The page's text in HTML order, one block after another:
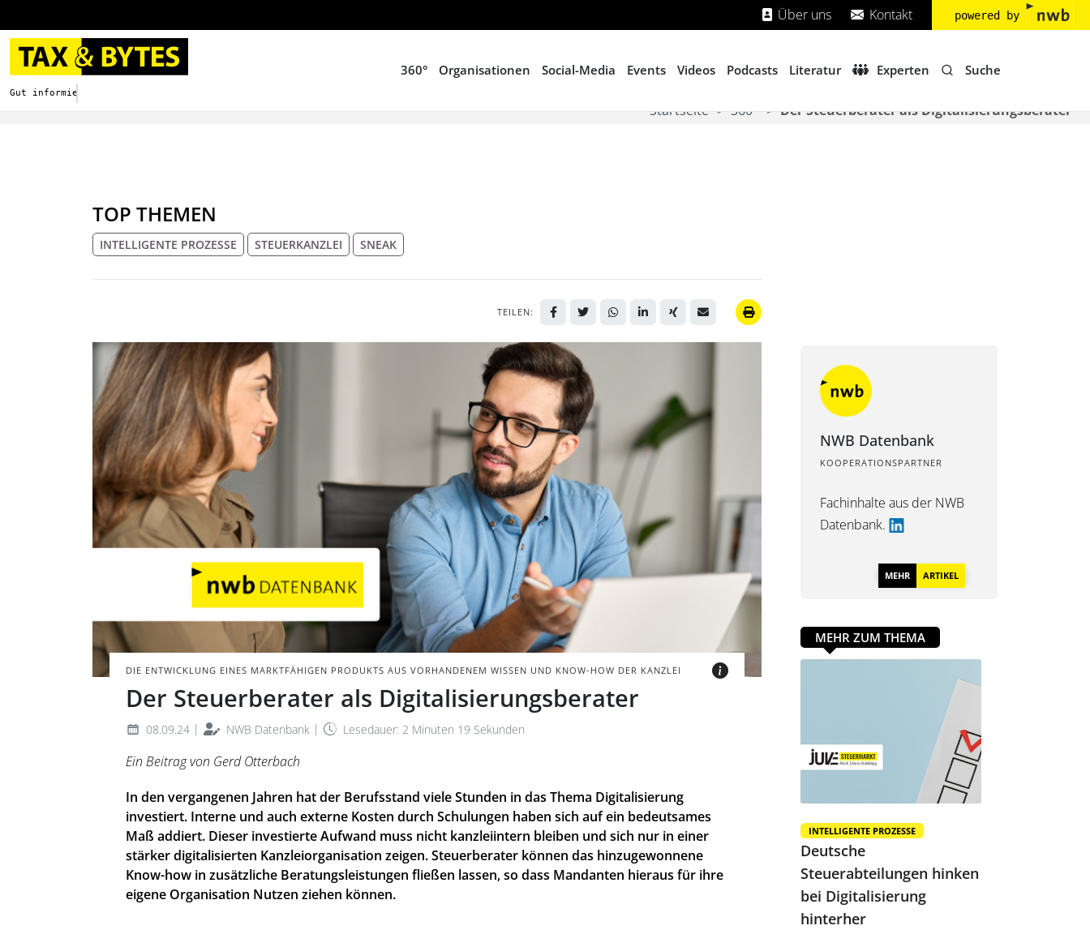
Über uns Kontakt powered by
Gut informieren. Besser digitalisieren.
360° Organisationen Social-Media Events Videos Podcasts Literatur Experten Suche
Startseite 360° Der Steuerberater als Digitalisierungsberater
TOP THEMEN
INTELLIGENTE PROZESSE STEUERKANZLEI SNEAK
TEILEN:
DIE ENTWICKLUNG EINES MARKTFÄHIGEN PRODUKTS AUS VORHANDENEM WISSEN UND KNOW-HOW DER KANZLEI
Der Steuerberater als Digitalisierungsberater
08.09.24 | NWB Datenbank | Lesedauer: 2 Minuten 19 Sekunden
Beratungsgespräch zwischen Mann und Frau vor einem
BILD: @ADOBE STOCK - INSTA_PHOTOS
Ein Beitrag von Gerd Otterbach
In den vergangenen Jahren hat der Berufsstand viele Stunden in das Thema Digitalisierung
investiert. Interne und auch externe Kosten durch Schulungen haben sich auf ein bedeutsames
Maß addiert. Dieser investierte Aufwand muss nicht kanzleiintern bleiben und sich nur in einer
stärker digitalisierten Kanzleiorganisation zeigen. Steuerberater können das hinzugewonnene
Know-how in zusätzliche Beratungsleistungen fließen lassen, so dass Mandanten hieraus für ihre
eigene Organisation Nutzen ziehen können.
NWB Datenbank
KOOPERATIONSPARTNER
Fachinhalte aus der NWB
Datenbank.
MEHR ARTIKEL
MEHR ZUM THEMA
INTELLIGENTE PROZESSE
Deutsche
Steuerabteilungen hinken
bei Digitalisierung
hinterher